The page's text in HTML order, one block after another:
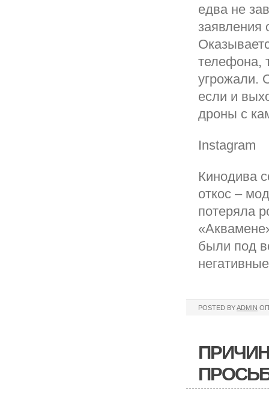
едва не
заявления
телефона,
угрожали.
если и
дроны с
Instagram
Кинодива
откос –
потеряла
были под
POSTED BYADMIN